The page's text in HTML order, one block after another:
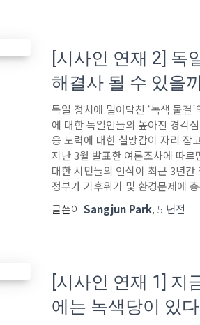
[시사인 연재 2] 독
해결사 될 수 있을
독일 정치에 밀어닥친 ‘녹색 물결
에 대한 독일인들의 높아진 경각
응 노력에 대한 실망감이 자리 잡
지난 3월 발표한 여론조사에 따
대한 시민들의 인식이 최근 3년
정부가 기후위기 및 환경문제에
글쓴이 Sangjun Park, 5 년전
[시사인 연재 1] 지
에는 녹색당이 있다